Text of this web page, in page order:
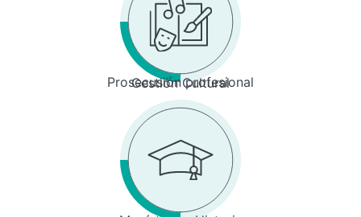
Prosecusión profesional
Gestión Cultural